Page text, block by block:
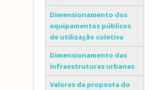
Dimensionamento dos
equipamentos públicos
de utilização coletiva
Dimensionamento das
infraestruturas urbanas
Valores da proposta do